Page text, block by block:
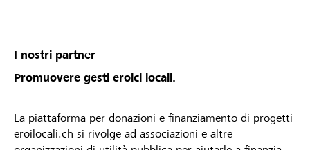
I nostri partner
Promuovere gesti eroici locali.
La piattaforma per donazioni e finanziamento di progetti
eroilocali.ch si rivolge ad associazioni e altre